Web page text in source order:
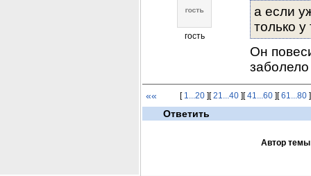
гость
а если
только
Он
заболело
«« [ 1...20][21...40][41...60][61...80
Ответить
Автор темы